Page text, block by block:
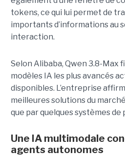
tokens, ce qui lui permet de
importants d’informations au
interaction.
Selon Alibaba, Qwen 3.8-Max
modèles IA les plus avancés
disponibles. L’entreprise
meilleures solutions du marché
que par quelques systèmes de
Une IA multimodale
agents autonomes